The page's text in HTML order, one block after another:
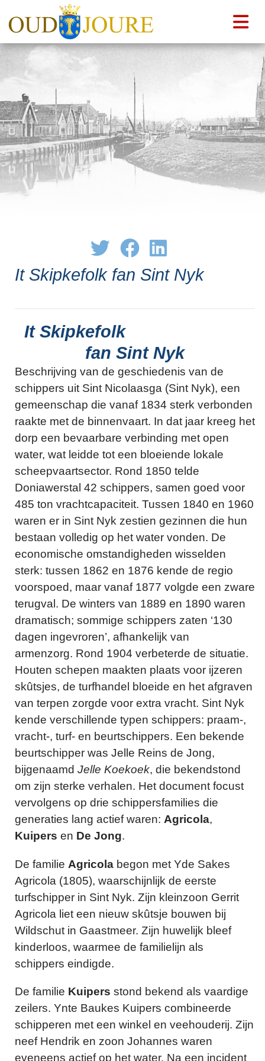
It Skipkefolk fan Sint Nyk
It Skipkefolk
fan Sint Nyk
Beschrijving van de geschiedenis van de
schippers uit Sint Nicolaasga (Sint Nyk), een
gemeenschap die vanaf 1834 sterk verbonden
raakte met de binnenvaart. In dat jaar kreeg het
dorp een bevaarbare verbinding met open
water, wat leidde tot een bloeiende lokale
scheepvaartsector. Rond 1850 telde
Doniawerstal 42 schippers, samen goed voor
485 ton vrachtcapaciteit. Tussen 1840 en 1960
waren er in Sint Nyk zestien gezinnen die hun
bestaan volledig op het water vonden. De
economische omstandigheden wisselden
sterk: tussen 1862 en 1876 kende de regio
voorspoed, maar vanaf 1877 volgde een zware
terugval. De winters van 1889 en 1890 waren
dramatisch; sommige schippers zaten ‘130
dagen ingevroren’, afhankelijk van
armenzorg. Rond 1904 verbeterde de situatie.
Houten schepen maakten plaats voor ijzeren
skûtsjes, de turfhandel bloeide en het afgraven
van terpen zorgde voor extra vracht. Sint Nyk
kende verschillende typen schippers: praam-,
vracht-, turf- en beurtschippers. Een bekende
beurtschipper was Jelle Reins de Jong,
bijgenaamd Jelle Koekoek, die bekendstond
om zijn sterke verhalen. Het document focust
vervolgens op drie schippersfamilies die
generaties lang actief waren: Agricola,
Kuipers en De Jong.
De familie Agricola begon met Yde Sakes
Agricola (1805), waarschijnlijk de eerste
turfschipper in Sint Nyk. Zijn kleinzoon Gerrit
Agricola liet een nieuw skûtsje bouwen bij
Wildschut in Gaastmeer. Zijn huwelijk bleef
kinderloos, waarmee de familielijn als
schippers eindigde.
De familie Kuipers stond bekend als vaardige
zeilers. Ynte Baukes Kuipers combineerde
schipperen met een winkel en veehouderij. Zijn
neef Hendrik en zoon Johannes waren
eveneens actief op het water. Na een incident